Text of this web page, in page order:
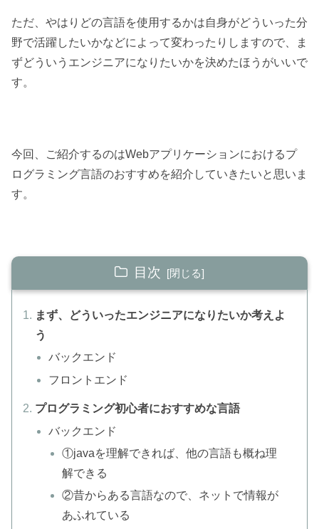
ただ、やはりどの言語を使用するかは自身がどういった分
野で活躍したいかなどによって変わったりしますので、ま
ずどういうエンジニアになりたいかを決めたほうがいいで
す。
今回、ご紹介するのはWebアプリケーションにおけるプ
ログラミング言語のおすすめを紹介していきたいと思いま
す。
目次
まず、どういったエンジニアになりたいか考えよ
う
バックエンド
フロントエンド
プログラミング初心者におすすめな言語
バックエンド
①javaを理解できれば、他の言語も概ね理
解できる
②昔からある言語なので、ネットで情報が
あふれている